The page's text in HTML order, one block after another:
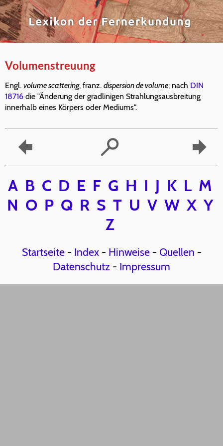
Volumenstreuung
Engl. volume scattering, franz. dispersion de volume; nach DIN
18716 die "Änderung der gradlinigen Strahlungsausbreitung
innerhalb eines Körpers oder Mediums".
A B C D E F G H I J K L M
N O P Q R S T U V W X Y
Z
Startseite- Index- Hinweise- Quellen -
Datenschutz - Impressum